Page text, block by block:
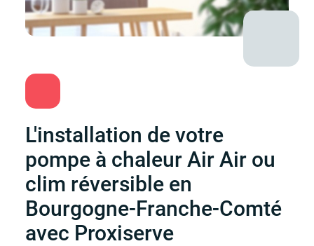
L'installation de votre
pompe à chaleur Air Air ou
clim réversible en
Bourgogne-Franche-Comté
avec Proxiserve